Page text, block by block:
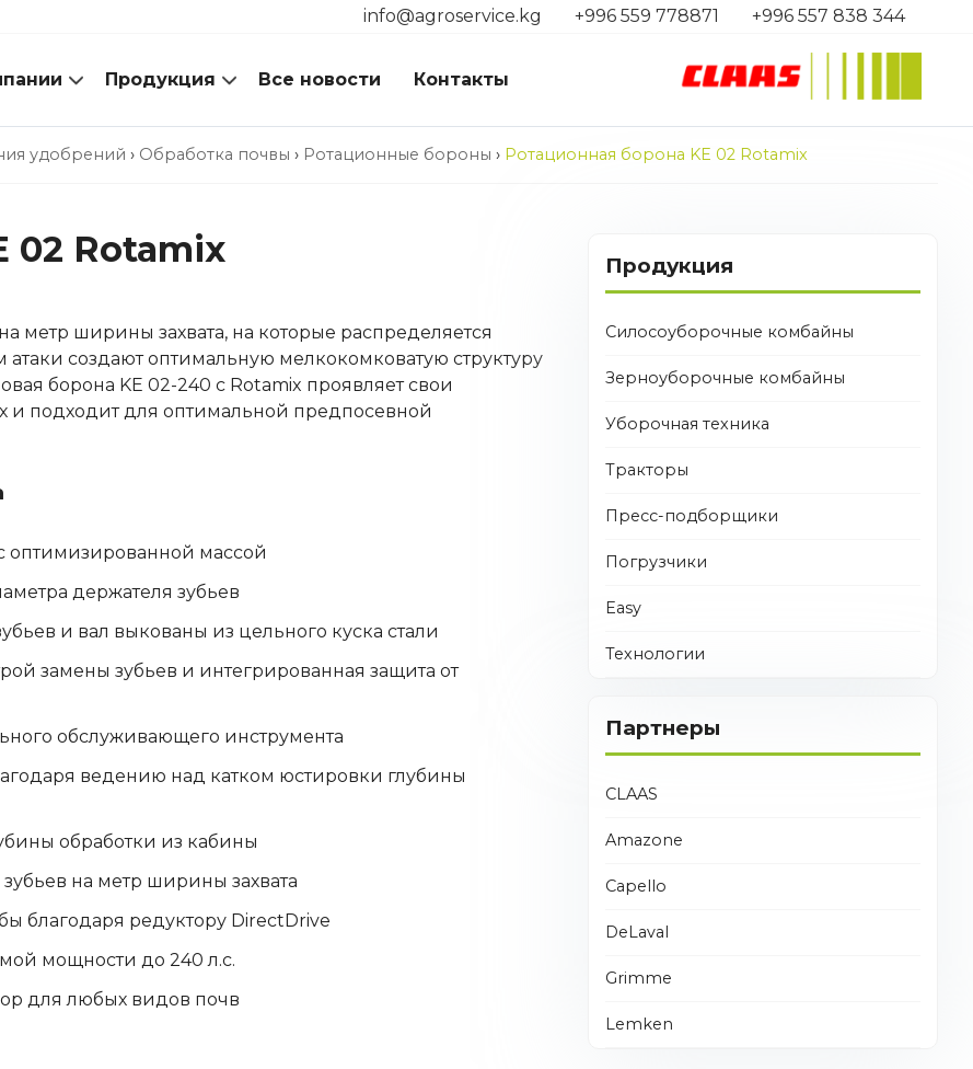
info@agroservice.kg +996 559 778871 +996 557 838 344
Продукция Все новости Контакты
удобрений › Обработка почвы › Ротационные бороны › Ротационная борона KE 02 Rotamix
02 Rotamix
метр ширины захвата, на которые распределяется
создают оптимальную мелкокомковатую структуру
борона KE 02-240 с Rotamix проявляет свои
и подходит для оптимальной предпосевной
оптимизированной массой
держателя зубьев
и вал выкованы из цельного куска стали
замены зубьев и интегрированная защита от
обслуживающего инструмента
ведению над катком юстировки глубины
обработки из кабины
на метр ширины захвата
благодаря редуктору DirectDrive
мощности до 240 л.с.
для любых видов почв
Продукция
Силосоуборочные комбайны
Зерноуборочные комбайны
Уборочная техника
Тракторы
Пресс-подборщики
Погрузчики
Easy
Технологии
Партнеры
CLAAS
Amazone
Capello
DeLaval
Grimme
Lemken